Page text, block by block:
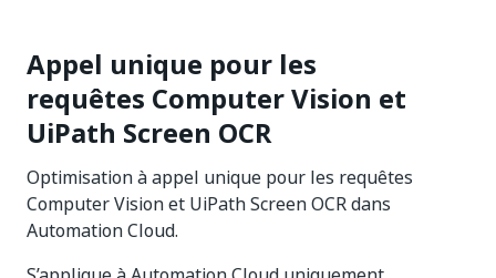
Appel unique pour les
requêtes Computer Vision et
UiPath Screen OCR
Optimisation à appel unique pour les requêtes
Computer Vision et UiPath Screen OCR dans
Automation Cloud.